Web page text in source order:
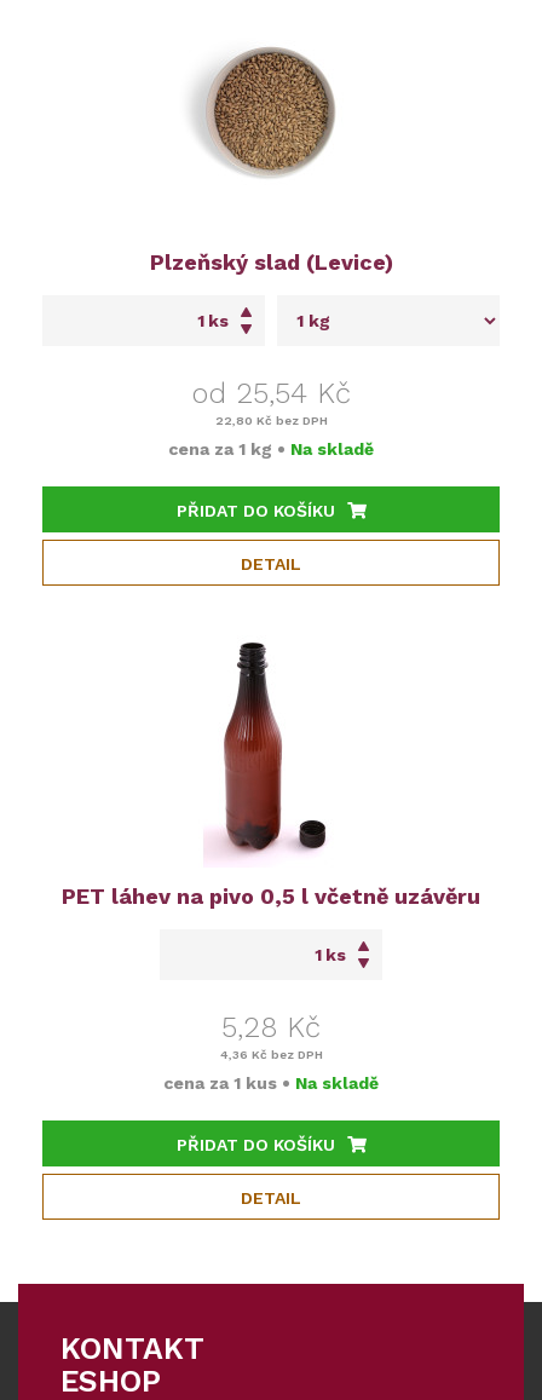
Plzeňský slad (Levice)
ks
od 25,54 Kč
22,80 Kč bez DPH
cena za 1 kg • Na skladě
PŘIDAT DO KOŠÍKU
DETAIL
PET láhev na pivo 0,5 l včetně uzávěru
ks
5,28 Kč
4,36 Kč bez DPH
cena za 1 kus • Na skladě
PŘIDAT DO KOŠÍKU
DETAIL
KONTAKT
ESHOP